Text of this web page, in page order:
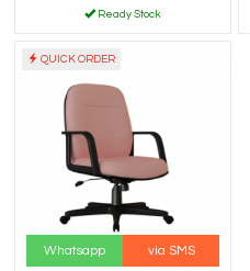
Ready Stock
QUICK ORDER
Whatsapp via SMS